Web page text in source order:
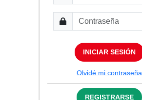
INICIAR SESIÓN
Olvidé mi contraseña
REGISTRARSE